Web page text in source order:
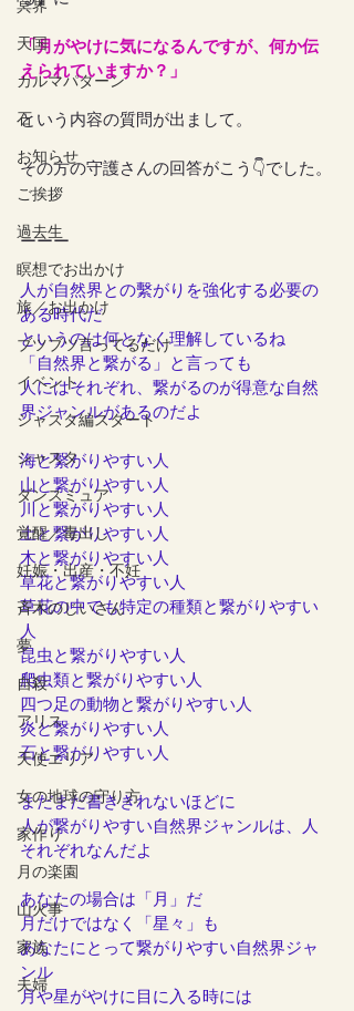
冥界
天国
カルマパターン
石
お知らせ
ご挨拶
過去生
瞑想でお出かけ
旅／お出かけ
ブツブツ言ってるだけ
イベント
シャスタ編スタート
シャスタ
ダンスミュア
覚醒／毒出し
妊娠・出産・不妊
斉木のじいさん
夢
自殺
アリス
天使エリア
女の地球の守り方
家作り
月の楽園
山火事
家族
夫婦
「月がやけに気になるんですが、何か伝
えられていますか？」
という内容の質問が出まして。
その方の守護さんの回答がこう👇でした。
ーーー
人が自然界との繫がりを強化する必要の
ある時代だ
というのは何となく理解しているね
「自然界と繋がる」と言っても
人にはそれぞれ、繋がるのが得意な自然
界ジャンルがあるのだよ
海と繋がりやすい人
山と繋がりやすい人
川と繋がりやすい人
土と繋がりやすい人
木と繋がりやすい人
草花と繋がりやすい人
草花の中でも特定の種類と繋がりやすい
人
昆虫と繋がりやすい人
爬虫類と繋がりやすい人
四つ足の動物と繋がりやすい人
炎と繋がりやすい人
石と繋がりやすい人
まだまだ書ききれないほどに
人が繋がりやすい自然界ジャンルは、人
それぞれなんだよ
あなたの場合は「月」だ
月だけではなく「星々」も
あなたにとって繋がりやすい自然界ジャ
ンル
月や星がやけに目に入る時には